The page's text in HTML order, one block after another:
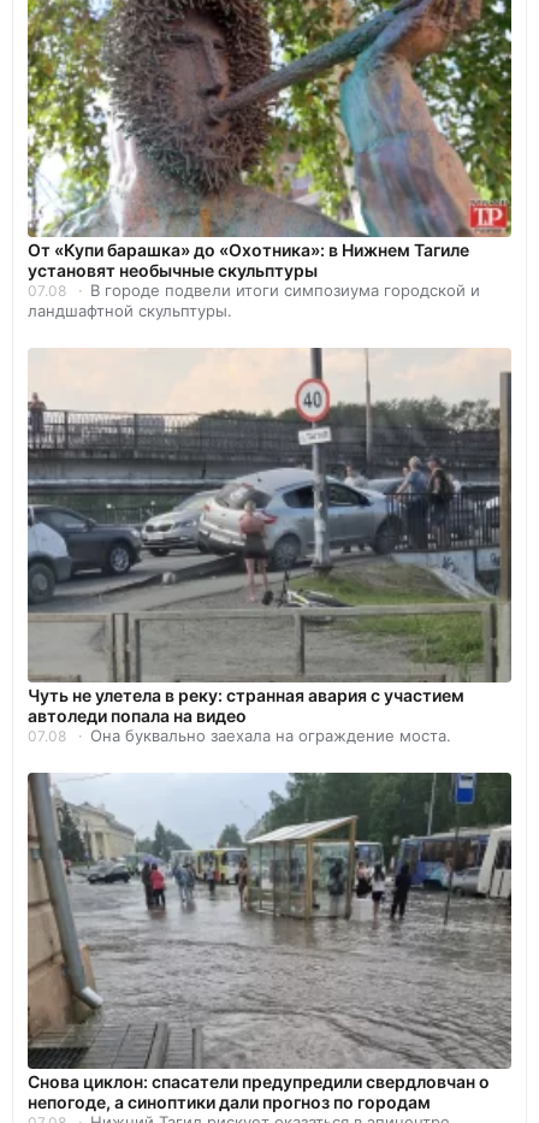
От «Купи барашка» до «Охотника»: в Нижнем Тагиле
установят необычные скульптуры
07.08
В городе подвели итоги симпозиума городской и
ландшафтной скульптуры.
Чуть не улетела в реку: странная авария с участием
автоледи попала на видео
07.08 Она буквально заехала на ограждение моста.
Снова циклон: спасатели предупредили свердловчан о
непогоде, а синоптики дали прогноз по городам